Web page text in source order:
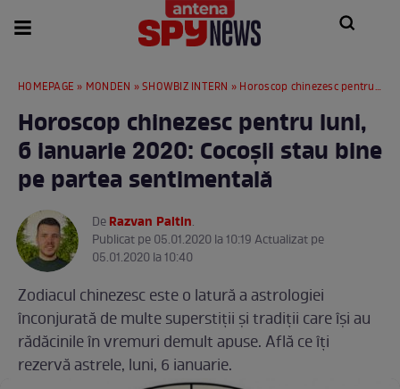
HOMEPAGE » MONDEN »SHOWBIZ INTERN » Horoscop chinezesc pentru luni, 6 ianuarie 2020: Cocoșii stau bine pe partea sentimentală
Horoscop chinezesc pentru luni,
6 ianuarie 2020: Cocoșii stau bine
pe partea sentimentală
DeRazvan Paltin.
Publicat pe 05.01.2020 la 10:19 Actualizat pe
05.01.2020 la 10:40
Zodiacul chinezesc este o latură a astrologiei
înconjurată de multe superstiții şi tradiţii care îşi au
rădăcinile în vremuri demult apuse. Află ce îți
rezervă astrele, luni, 6 ianuarie.